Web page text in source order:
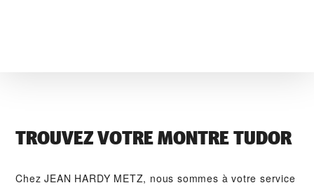
TROUVEZ VOTRE MONTRE TUDOR
Chez ‭JEAN HARDY METZ‬, nous sommes à votre service